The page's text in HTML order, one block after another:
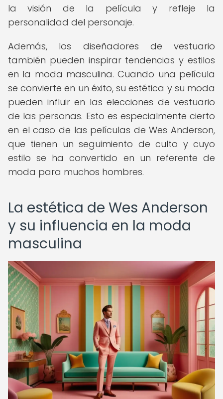
la visión de la película y refleje la
personalidad del personaje.
Además, los diseñadores de vestuario
también pueden inspirar tendencias y estilos
en la moda masculina. Cuando una película
se convierte en un éxito, su estética y su moda
pueden influir en las elecciones de vestuario
de las personas. Esto es especialmente cierto
en el caso de las películas de Wes Anderson,
que tienen un seguimiento de culto y cuyo
estilo se ha convertido en un referente de
moda para muchos hombres.
La estética de Wes Anderson
y su influencia en la moda
masculina